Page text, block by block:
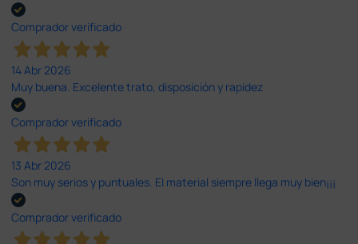
Comprador verificado
14 Abr 2026
Muy buena. Excelente trato, disposición y rapidez
Comprador verificado
13 Abr 2026
Son muy serios y puntuales. El material siempre llega muy bien¡¡¡
Comprador verificado